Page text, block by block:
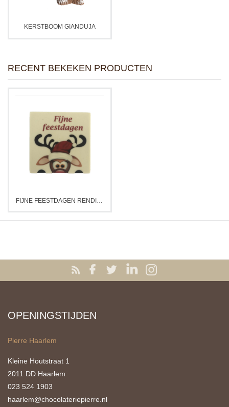
KERSTBOOM GIANDUJA
RECENT BEKEKEN PRODUCTEN
OPENINGSTIJDEN
Pierre Haarlem
Kleine Houtstraat 1
2011 DD Haarlem
023 524 1903
haarlem@chocolateriepierre.nl